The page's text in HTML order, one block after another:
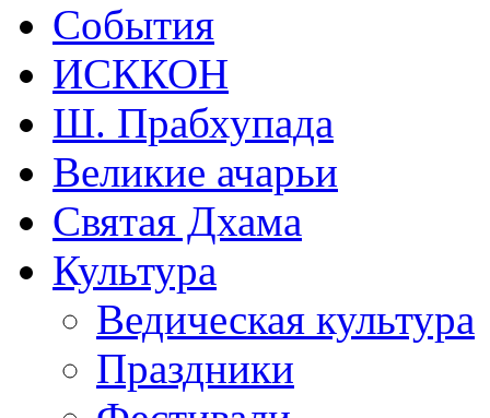
События
ИСККОН
Ш. Прабхупада
Великие ачарьи
Святая Дхама
Культура
Ведическая культура
Праздники